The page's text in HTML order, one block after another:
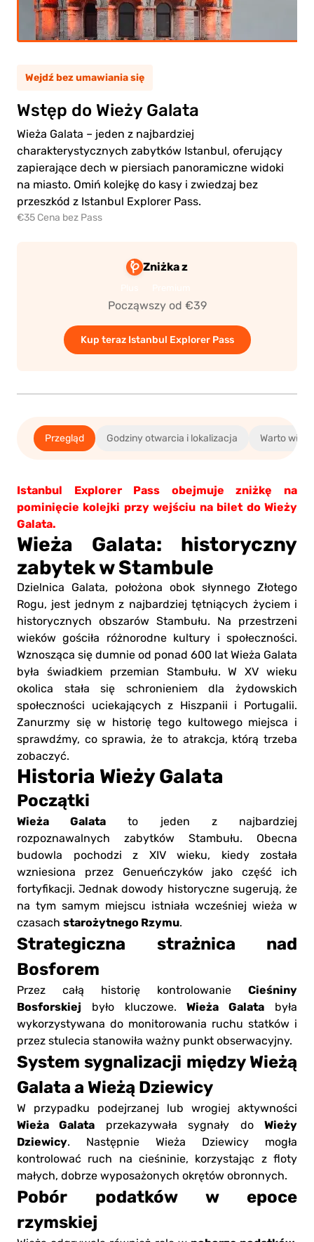
Wejdź bez umawiania się
Wstęp do Wieży Galata
Wieża Galata – jeden z najbardziej
charakterystycznych zabytków Istanbul, oferujący
zapierające dech w piersiach panoramiczne widoki
na miasto. Omiń kolejkę do kasy i zwiedzaj bez
przeszkód z Istanbul Explorer Pass.
€35 Cena bez Pass
Zniżka z
Począwszy od €39
Kup teraz Istanbul Explorer Pass
Przegląd Godziny otwarcia i lokalizacja Warto
Istanbul Explorer Pass obejmuje zniżkę na
pominięcie kolejki przy wejściu na bilet do Wieży
Galata.
Wieża Galata: historyczny
zabytek w Stambule
Dzielnica Galata, położona obok słynnego Złotego
Rogu, jest jednym z najbardziej tętniących życiem i
historycznych obszarów Stambułu. Na przestrzeni
wieków gościła różnorodne kultury i społeczności.
Wznosząca się dumnie od ponad 600 lat Wieża Galata
była świadkiem przemian Stambułu. W XV wieku
okolica stała się schronieniem dla żydowskich
społeczności uciekających z Hiszpanii i Portugalii.
Zanurzmy się w historię tego kultowego miejsca i
sprawdźmy, co sprawia, że to atrakcja, którą trzeba
zobaczyć.
Historia Wieży Galata
Początki
Wieża Galata to jeden z najbardziej
rozpoznawalnych zabytków Stambułu. Obecna
budowla pochodzi z XIV wieku, kiedy została
wzniesiona przez Genueńczyków jako część ich
fortyfikacji. Jednak dowody historyczne sugerują, że
na tym samym miejscu istniała wcześniej wieża w
czasach starożytnego Rzymu.
Strategiczna strażnica nad
Bosforem
Przez całą historię kontrolowanie Cieśniny
Bosforskiej było kluczowe.Wieża Galata była
wykorzystywana do monitorowania ruchu statków i
przez stulecia stanowiła ważny punkt obserwacyjny.
System sygnalizacji między Wieżą
Galata a Wieżą Dziewicy
W przypadku podejrzanej lub wrogiej aktywności
Wieża Galata przekazywała sygnały doWieży
Dziewicy. Następnie Wieża Dziewicy mogła
kontrolować ruch na cieśninie, korzystając z floty
małych, dobrze wyposażonych okrętów obronnych.
Pobór podatków w epoce
rzymskiej
(5-
11)
0.00€